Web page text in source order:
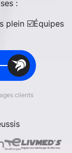
:
plein ☑️Équipes
clients